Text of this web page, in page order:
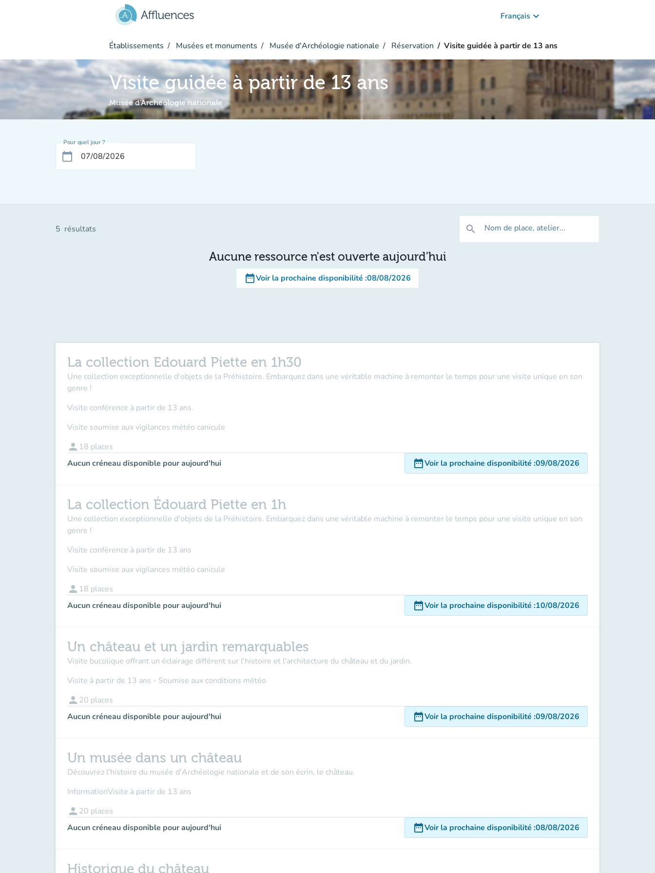
Français keyboard_arrow_down
Établissements Musées et monuments Musée d'Archéologie nationale Réservation Visite guidée à partir de 13 ans
Visite guidée à partir de 13 ans
Musée d'Archéologie nationale
Pour quel jour ?
calendar_today
5 résultats search Nom de place, atelier...
Aucune ressource n'est ouverte aujourd'hui
date_rangeVoir la prochaine disponibilité :08/08/2026
La collection Edouard Piette en 1h30
Une collection exceptionnelle d'objets de la Préhistoire. Embarquez dans une véritable machine à remonter le temps pour une visite unique en son
genre !
Visite conférence à partir de 13 ans.
Visite soumise aux vigilances météo canicule
person 18 places
Aucun créneau disponible pour aujourd'hui
date_rangeVoir la prochaine disponibilité :09/08/2026
La collection Édouard Piette en 1h
Une collection exceptionnelle d'objets de la Préhistoire. Embarquez dans une véritable machine à remonter le temps pour une visite unique en son
genre !
Visite conférence à partir de 13 ans
Visite soumise aux vigilances météo canicule
person 18 places
Aucun créneau disponible pour aujourd'hui
date_rangeVoir la prochaine disponibilité :10/08/2026
Un château et un jardin remarquables
Visite bucolique offrant un éclairage différent sur l'histoire et l'architecture du château et du jardin.
Visite à partir de 13 ans - Soumise aux conditions météo
person 20 places
Aucun créneau disponible pour aujourd'hui
date_rangeVoir la prochaine disponibilité :09/08/2026
Un musée dans un château
Découvrez l'histoire du musée d'Archéologie nationale et de son écrin, le château.
InformationVisite à partir de 13 ans
person 20 places
Aucun créneau disponible pour aujourd'hui
date_rangeVoir la prochaine disponibilité :08/08/2026
Historique du château